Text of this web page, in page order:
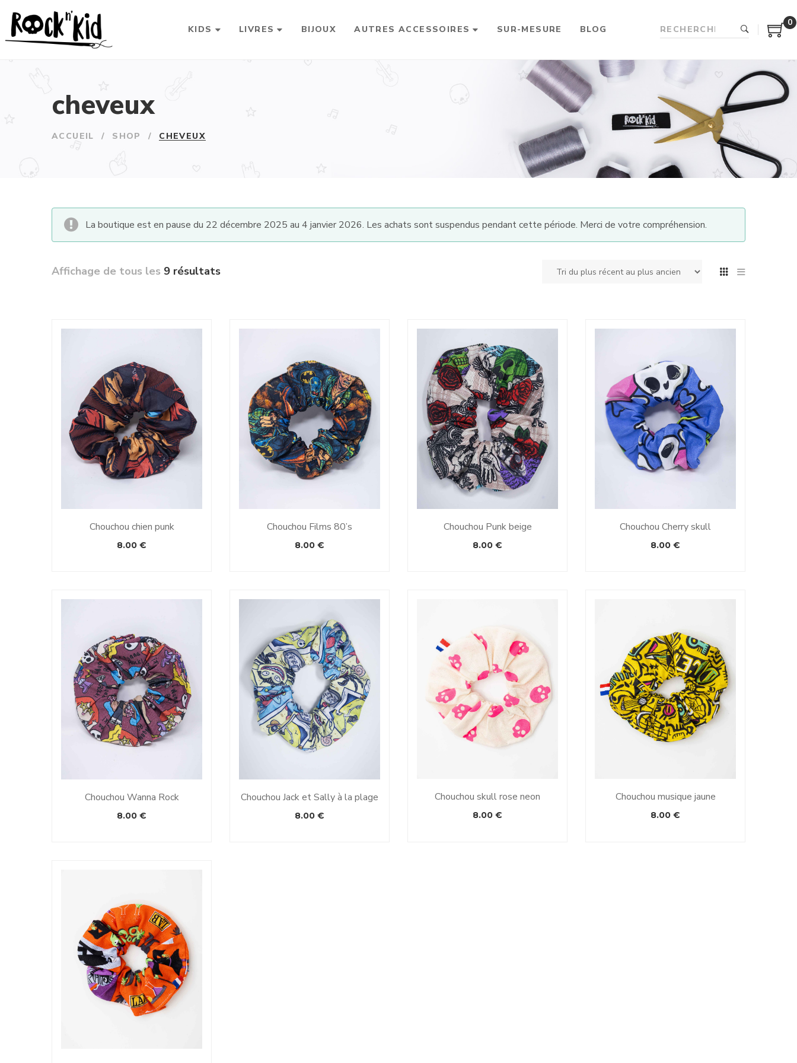
KIDS LIVRES BIJOUX AUTRES ACCESSOIRES SUR-MESURE BLOG
0
cheveux
ACCUEIL / SHOP / CHEVEUX
La boutique est en pause du 22 décembre 2025 au 4 janvier 2026. Les achats sont suspendus pendant cette période. Merci de votre compréhension.
Affichage de tous les 9 résultats
Chouchou chien punk
8.00 €
Chouchou Films 80’s
8.00 €
Chouchou Punk beige
8.00 €
Chouchou Cherry skull
8.00 €
Chouchou Wanna Rock
8.00 €
Chouchou Jack et Sally à la plage
8.00 €
Chouchou skull rose neon
8.00 €
Chouchou musique jaune
8.00 €